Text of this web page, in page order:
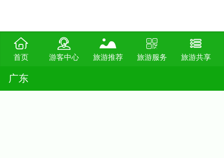
首页 游客中心 旅游推荐 旅游服务 旅游共享
广东